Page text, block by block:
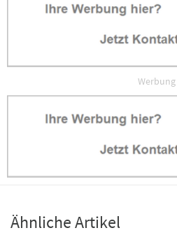
Werbung
Ähnliche Artikel